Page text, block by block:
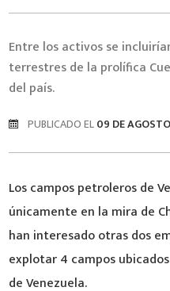
Entre los activos se
terrestres de la prolífica
del país.
PUBLICADO EL09 DE
Los campos petroleros de
únicamente en la mira de
han interesado otras dos
explotar 4 campos
de Venezuela.